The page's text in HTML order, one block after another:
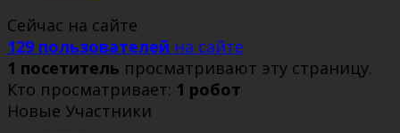
Сейчас на сайте
129 пользователей на сайте
1 посетитель просматривают эту страницу.
Кто просматривает: 1 робот
Новые Участники